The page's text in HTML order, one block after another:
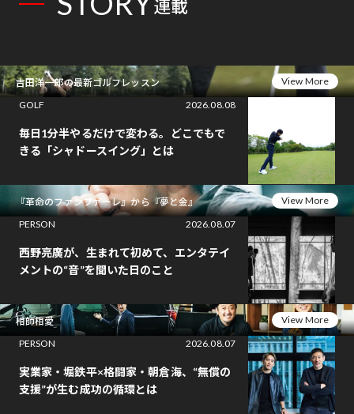
連載
吉田洋一郎の最新ゴルフレッスン
View More
GOLF
2026.08.08
毎日1分半やるだけで変わる。どこでもで
きる「シャドースイング」とは
『革命のファンファーレ』から『夢と金』
View More
PERSON
2026.08.07
西野亮廣が、生まれて初めて、エンタテイ
メントの“音”を聞いた日のこと
相師相愛
View More
PERSON
2026.08.07
実業家・堀鉄平×格闘家・朝倉海、“無償の
支援”が生む成功の循環とは